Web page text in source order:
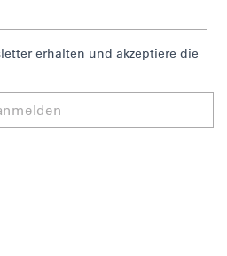
erhalten und akzeptiere die